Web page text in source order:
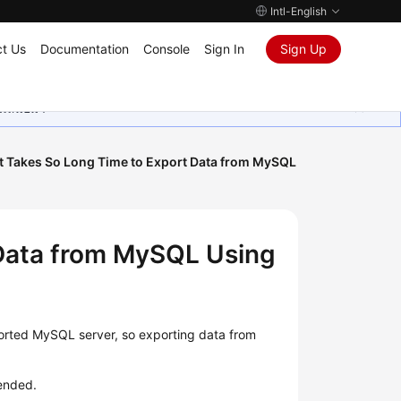
Intl-English
Us Documentation Console Sign In Sign Up
สมอมา
Takes So Long Time to Export Data from MySQL
from MySQL Using
MySQL server, so exporting data from